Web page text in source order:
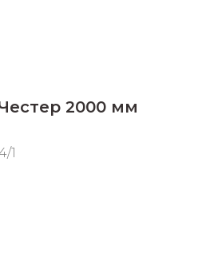
2000 мм
1
с вашей карты